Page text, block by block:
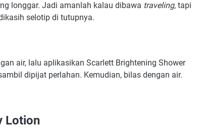
longgar. Jadi amanlah kalau dibawa traveling, tapi
selotip di tutupnya.
air, lalu aplikasikan Scarlett Brightening Shower
dipijat perlahan. Kemudian, bilas dengan air.
Lotion